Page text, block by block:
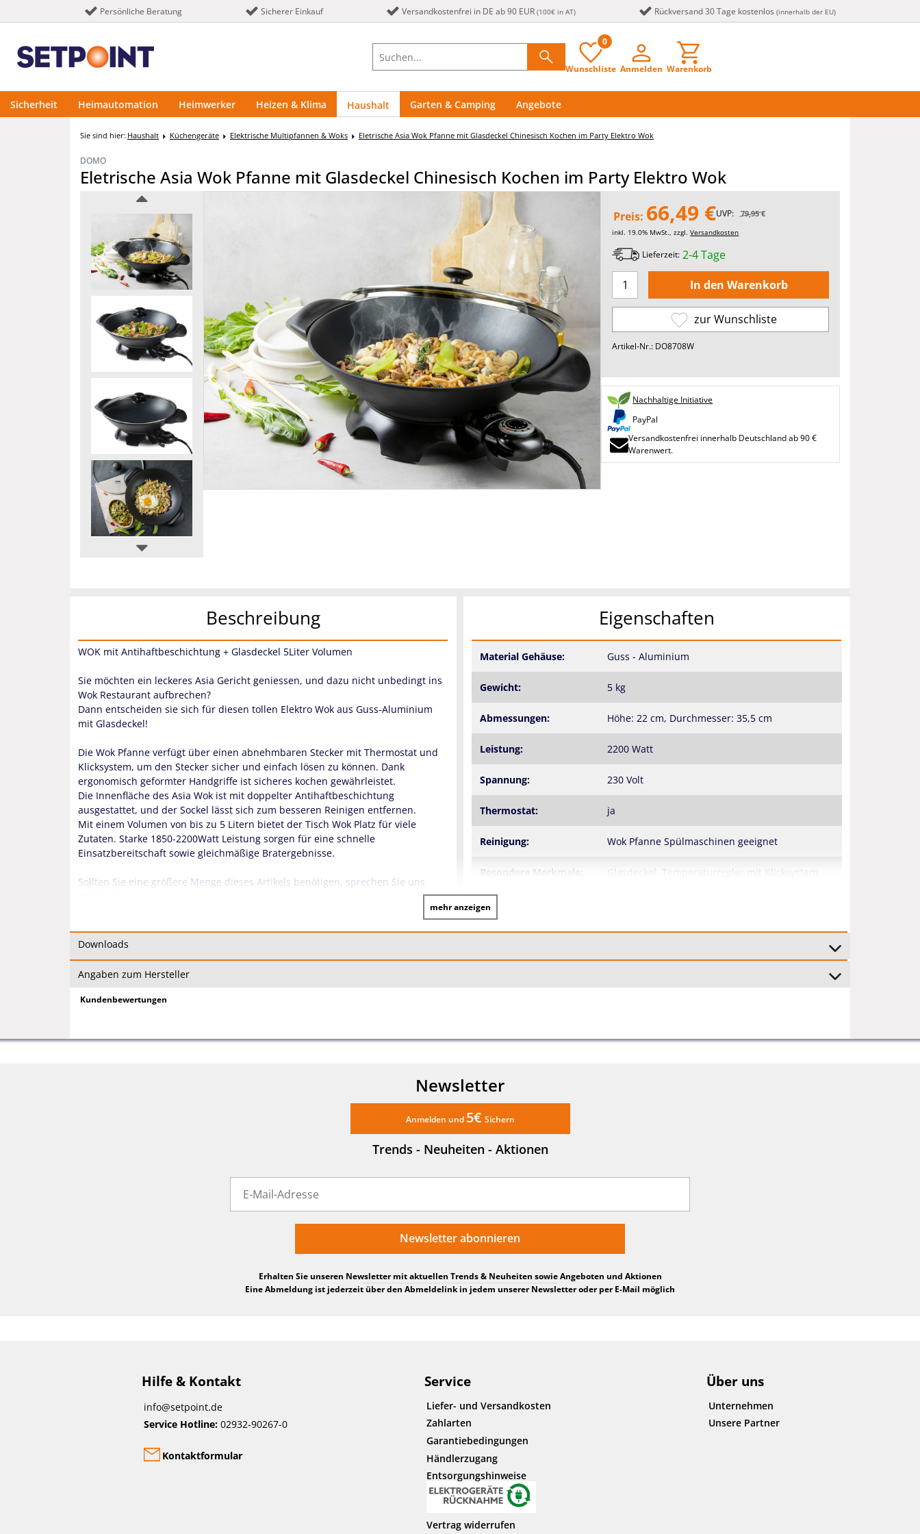
Persönliche Beratung Sicherer Einkauf Versandkostenfrei in DE ab 90 EUR (100€ in AT) Rückversand 30 Tage kostenlos (innerhalb der EU)
0
Wunschliste Anmelden Warenkorb
Sicherheit Heimautomation Heimwerker Heizen & Klima Haushalt Garten & Camping Angebote
Sie sind hier: Haushalt Küchengeräte Elektrische Multipfannen & Woks Eletrische Asia Wok Pfanne mit Glasdeckel Chinesisch Kochen im Party Elektro Wok
DOMO
Eletrische Asia Wok Pfanne mit Glasdeckel Chinesisch Kochen im Party Elektro Wok
Preis: 66,49 €UVP: 79,95 €
inkl. 19.0% MwSt., zzgl.Versandkosten
Lieferzeit: 2-4 Tage
zur Wunschliste
Artikel-Nr.: DO8708W
Nachhaltige Initiative
PayPal
Versandkostenfrei innerhalb Deutschland ab 90 €
Warenwert.
Beschreibung
WOK mit Antihaftbeschichtung + Glasdeckel 5Liter Volumen
Sie möchten ein leckeres Asia Gericht geniessen, und dazu nicht unbedingt ins
Wok Restaurant aufbrechen?
Dann entscheiden sie sich für diesen tollen Elektro Wok aus Guss-Aluminium
mit Glasdeckel!
Die Wok Pfanne verfügt über einen abnehmbaren Stecker mit Thermostat und
Klicksystem, um den Stecker sicher und einfach lösen zu können. Dank
ergonomisch geformter Handgriffe ist sicheres kochen gewährleistet.
Die Innenfläche des Asia Wok ist mit doppelter Antihaftbeschichtung
ausgestattet, und der Sockel lässt sich zum besseren Reinigen entfernen.
Mit einem Volumen von bis zu 5 Litern bietet der Tisch Wok Platz für viele
Zutaten. Starke 1850-2200Watt Leistung sorgen für eine schnelle
Einsatzbereitschaft sowie gleichmäßige Bratergebnisse.
Sollten Sie eine größere Menge dieses Artikels benötigen, sprechen Sie uns
Eigenschaften
Material Gehäuse: Guss - Aluminium
Gewicht: 5 kg
Abmessungen: Höhe: 22 cm, Durchmesser: 35,5 cm
Leistung: 2200 Watt
Spannung: 230 Volt
Thermostat: ja
Reinigung: Wok Pfanne Spülmaschinen geeignet
Besondere Merkmale: Glasdeckel, Temperaturregler mit Klicksystem
Garantie:
mehr anzeigen
Downloads
Angaben zum Hersteller
Kundenbewertungen
Newsletter
Anmelden und 5€ Sichern
Trends - Neuheiten - Aktionen
Newsletter abonnieren
Erhalten Sie unseren Newsletter mit aktuellen Trends & Neuheiten sowie Angeboten und Aktionen
Eine Abmeldung ist jederzeit über den Abmeldelink in jedem unserer Newsletter oder per E-Mail möglich
Hilfe & Kontakt
info@setpoint.de
Service Hotline: 02932-90267-0
Kontaktformular
Service
Liefer- und Versandkosten
Zahlarten
Garantiebedingungen
Händlerzugang
Entsorgungshinweise
Vertrag widerrufen
Über uns
Unternehmen
Unsere Partner